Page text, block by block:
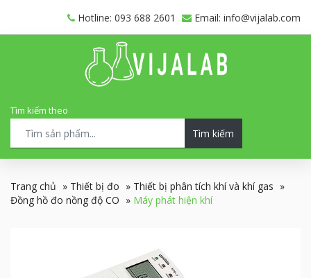
Hotline: 093 688 2601 Email: info@vijalab.com
Tìm kiếm theo
Tìm kiếm
Trang chủ » Thiết bị đo » Thiết bị phân tích khí và khí gas »
Đồng hồ đo nồng độ CO » Máy phát hiện khí